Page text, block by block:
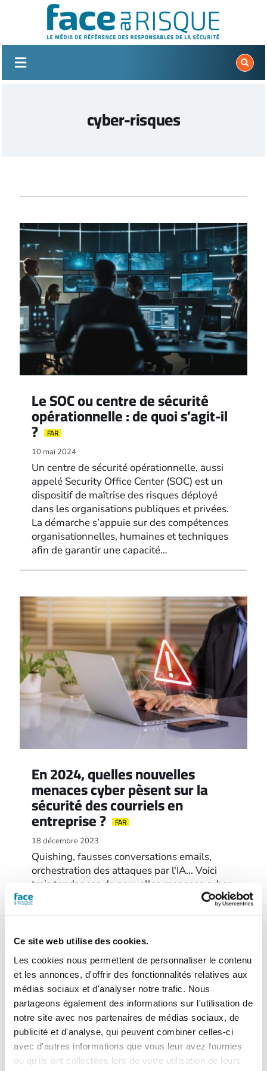
Ce site web utilise des cookies.
Les cookies nous permettent de personnaliser le contenu
et les annonces, d'offrir des fonctionnalités relatives aux
médias sociaux et d'analyser notre trafic. Nous
partageons également des informations sur l'utilisation de
notre site avec nos partenaires de médias sociaux, de
publicité et d'analyse, qui peuvent combiner celles-ci
avec d'autres informations que vous leur avez fournies
ou qu'ils ont collectées lors de votre utilisation de leurs
cyber-risques
Le SOC ou centre de sécurité
opérationnelle : de quoi s’agit-il
? FAR
10 mai 2024
Un centre de sécurité opérationnelle, aussi
appelé Security Office Center (SOC) est un
dispositif de maîtrise des risques déployé
dans les organisations publiques et privées.
La démarche s’appuie sur des compétences
organisationnelles, humaines et techniques
afin de garantir une capacité…
En 2024, quelles nouvelles
menaces cyber pèsent sur la
sécurité des courriels en
entreprise ? FAR
18 décembre 2023
Quishing, fausses conversations emails,
orchestration des attaques par l'IA... Voici
trois tendances de nouvelles menaces cyber
à anticiper. Dans les entreprises, de
les…